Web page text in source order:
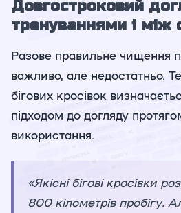
Довгостроковий
тренуваннями і між
Разове правильне чищення
важливо, але недостатньо.
бігових кросівок
підходом до догляду
використання.
«Якісні бігові кросівки
800 кілометрів пробігу.